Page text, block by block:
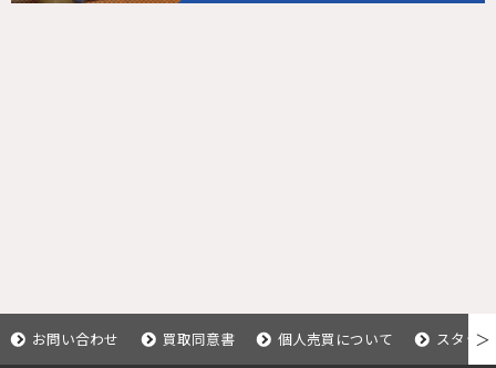
お問い合わせ 買取同意書 個人売買について スタッ＞